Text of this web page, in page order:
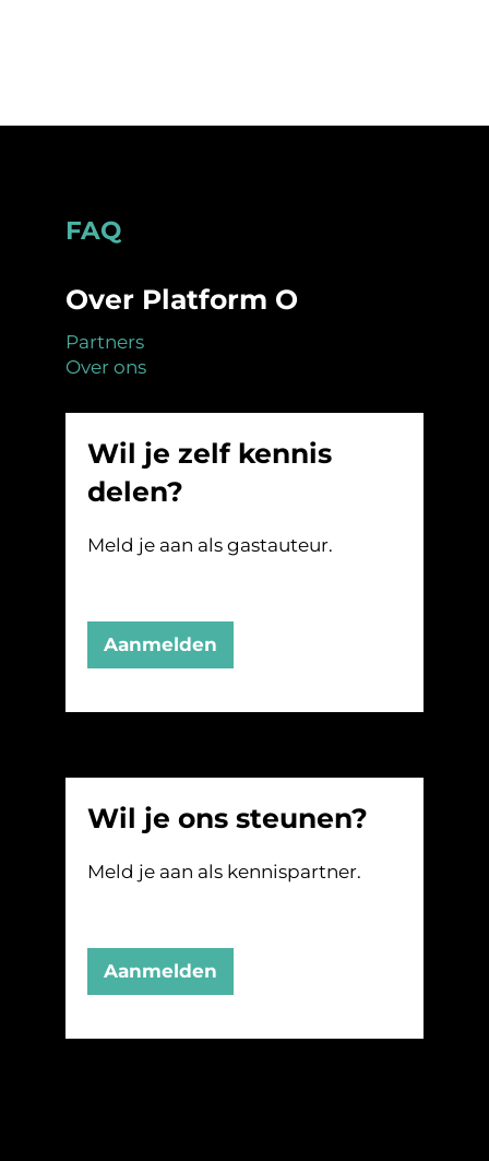
Footer
FAQ
Over Platform O
Partners
Over ons
Wil je zelf kennis
delen?
Meld je aan als gastauteur.
Aanmelden
Wil je ons steunen?
Meld je aan als kennispartner.
Aanmelden